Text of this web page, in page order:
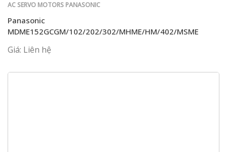
AC SERVO MOTORS PANASONIC
Panasonic
MDME152GCGM/102/202/302/MHME/HM/402/MSME
Giá: Liên hệ